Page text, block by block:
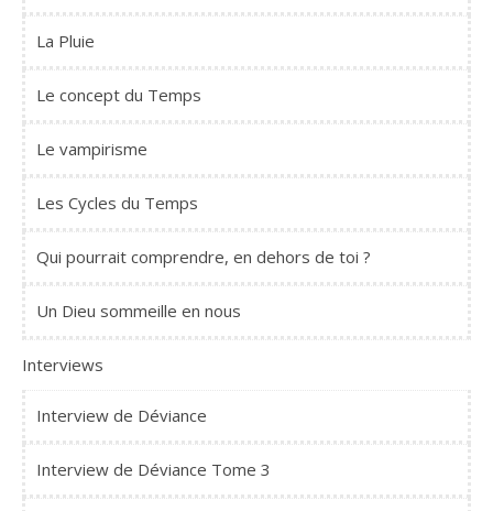
La Pluie
Le concept du Temps
Le vampirisme
Les Cycles du Temps
Qui pourrait comprendre, en dehors de toi ?
Un Dieu sommeille en nous
Interviews
Interview de Déviance
Interview de Déviance Tome 3